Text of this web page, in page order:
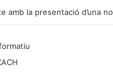
i l’actualitat d’avui 8 d’agost